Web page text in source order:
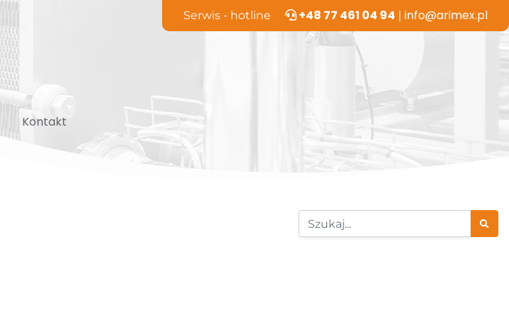
Serwis - hotline +48 77 461 04 94 | info@arimex.pl
Kontakt